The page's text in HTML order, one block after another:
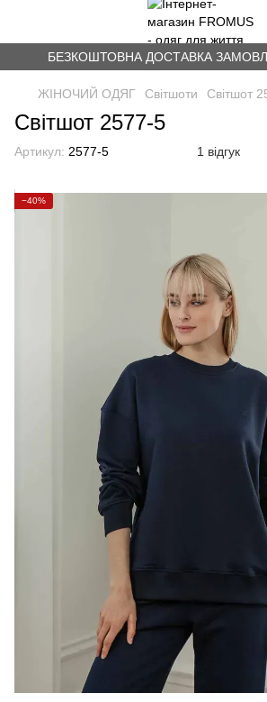
БЕЗКОШТОВНА ДОСТАВКА
ЖІНОЧИЙ ОДЯГ Світшоти Світшот
Світшот 2577-5
Артикул: 2577-5 1 відгук
−40%